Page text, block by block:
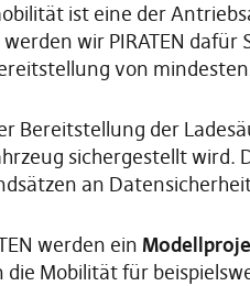
ist eine der
wir PIRATEN
von
Bereitstellung der
sichergestellt wird.
an
werden ein
die Mobilität für